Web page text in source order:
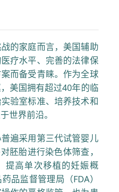
的家庭而言，美国辅助
疗水平、完善的法律保
而备受青睐。作为全球
美国拥有超过40年的临
验室标准、培养技术和
世界前沿。
遍采用第三代试管婴儿
胚胎进行染色体筛查，
提高单次移植的妊娠概
品监督管理局（FDA）